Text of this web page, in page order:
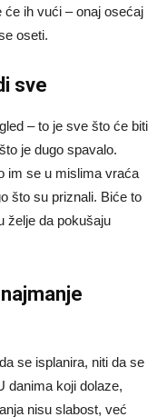
će ih vući – onaj osećaj
oseti.
sve
– to je sve što će biti
je dugo spavalo.
im se u mislima vraća
što su priznali. Biće to
želje da pokušaju
se isplanira, niti da se
danima koji dolaze,
nisu slabost, već